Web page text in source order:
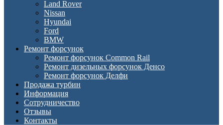
Land Rover
Nissan
Hyundai
Ford
BMW
Ремонт форсунок
Ремонт форсунок Common Rail
Ремонт дизельных форсунок Денсо
Ремонт форсунок Делфи
Продажа турбин
Информация
Сотрудничество
Отзывы
Контакты